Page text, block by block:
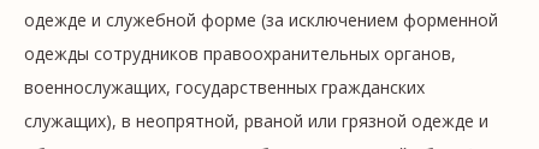
одежде и служебной форме (за исключением форменной
одежды сотрудников правоохранительных органов,
военнослужащих, государственных гражданских
служащих), в неопрятной, рваной или грязной одежде и